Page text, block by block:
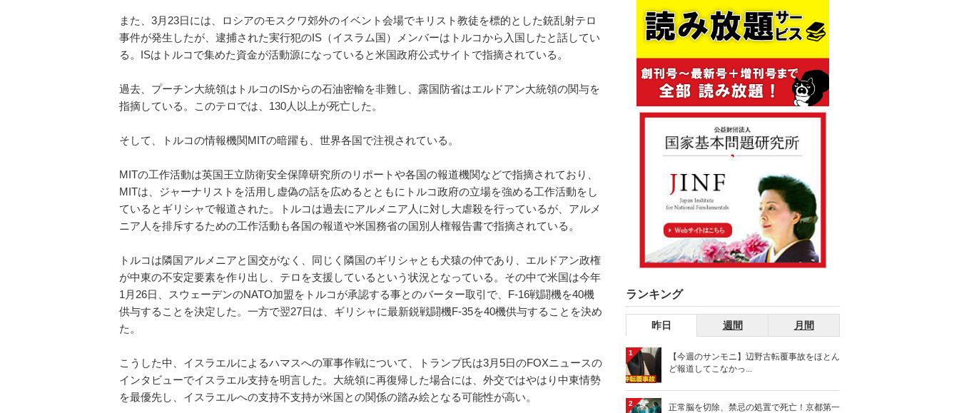
また、3月23日には、ロシアのモスクワ郊外のイベント会場でキリスト教徒を標的とした銃乱射テロ
事件が発生したが、逮捕された実行犯のIS（イスラム国）メンバーはトルコから入国したと話してい
る。ISはトルコで集めた資金が活動源になっていると米国政府公式サイトで指摘されている。
過去、プーチン大統領はトルコのISからの石油密輸を非難し、露国防省はエルドアン大統領の関与を
指摘している。このテロでは、130人以上が死亡した。
そして、トルコの情報機関MITの暗躍も、世界各国で注視されている。
MITの工作活動は英国王立防衛安全保障研究所のリポートや各国の報道機関などで指摘されており、
MITは、ジャーナリストを活用し虚偽の話を広めるとともにトルコ政府の立場を強める工作活動をし
ているとギリシャで報道された。トルコは過去にアルメニア人に対し大虐殺を行っているが、アルメ
ニア人を排斥するための工作活動も各国の報道や米国務省の国別人権報告書で指摘されている。
トルコは隣国アルメニアと国交がなく、同じく隣国のギリシャとも犬猿の仲であり、エルドアン政権
が中東の不安定要素を作り出し、テロを支援しているという状況となっている。その中で米国は今年
1月26日、スウェーデンのNATO加盟をトルコが承認する事とのバーター取引で、F-16戦闘機を40機
供与することを決定した。一方で翌27日は、ギリシャに最新鋭戦闘機F-35を40機供与することを決め
た。
こうした中、イスラエルによるハマスへの軍事作戦について、トランプ氏は3月5日のFOXニュースの
インタビューでイスラエル支持を明言した。大統領に再復帰した場合には、外交ではやはり中東情勢
を最優先し、イスラエルへの支持不支持が米国との関係の踏み絵となる可能性が高い。
ランキング
昨日 週間 月間
1
【今週のサンモニ】辺野古転覆事故をほとん
ど報道してこなかっ...
2
正常脳を切除、禁忌の処置で死亡！京都第一